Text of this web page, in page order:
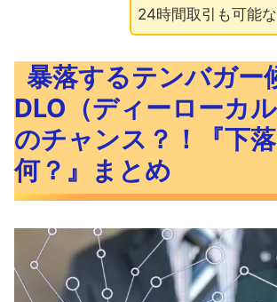
24時間取引も可能な
暴落するテンバガー
DLO（ディーローカ
のチャンス？！『下
何？』まとめ